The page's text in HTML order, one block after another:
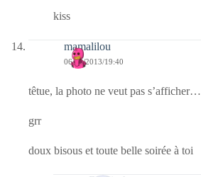
kiss
mamalilou
06/02/2013/19:40
têtue, la photo ne veut pas s’afficher…
grr
doux bisous et toute belle soirée à toi